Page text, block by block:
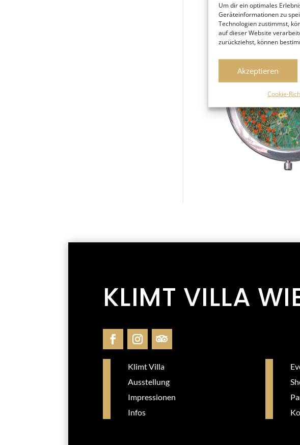
Um dir ein optimales
Geräteinformationen zu
Technologien zustimmst,
auf dieser Website
zurückziehst, können
Akzeptieren
Cookie-
KLIMT VILLA
Klimt Villa
Ausstellung
Impressionen
Infos